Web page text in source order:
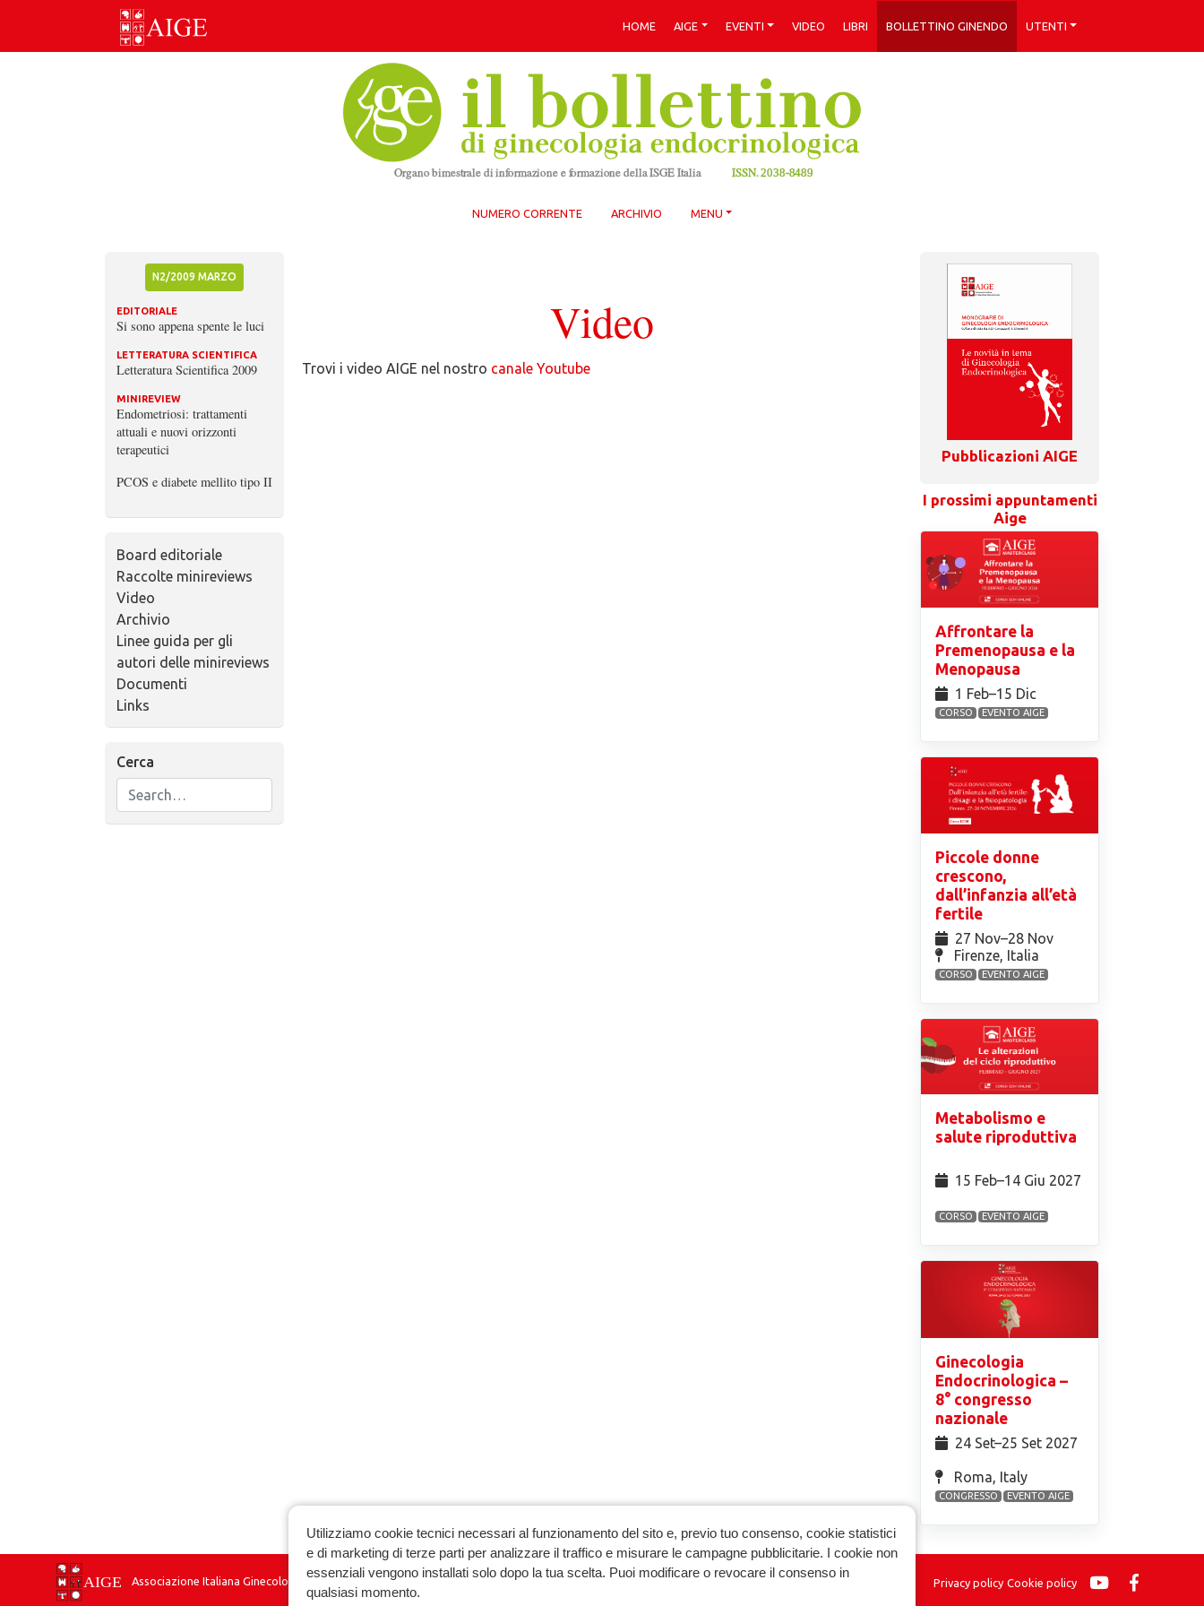
Skip
HOME AIGE EVENTI VIDEO LIBRI BOLLETTINO GINENDO UTENTI
NUMERO CORRENTE ARCHIVIO MENU
N2/2009 MARZO
EDITORIALE
Si sono appena spente le luci
LETTERATURA SCIENTIFICA
Letteratura Scientifica 2009
MINIREVIEW
Endometriosi: trattamenti
attuali e nuovi orizzonti
terapeutici
PCOS e diabete mellito tipo II
Board editoriale
Raccolte minireviews
Video
Archivio
Linee guida per gli
autori delle minireviews
Documenti
Links
Cerca
Video
Trovi i video AIGE nel nostro canale Youtube
Pubblicazioni AIGE
I prossimi appuntamenti
Aige
Affrontare la
Premenopausa e la
Menopausa
1 Feb⁠–15 Dic
CORSO EVENTO AIGE
Piccole donne
crescono,
dall’infanzia all’età
fertile
27 Nov⁠–28 Nov
Firenze, Italia
CORSO EVENTO AIGE
Metabolismo e
salute riproduttiva
15 Feb⁠–14 Giu 2027
CORSO EVENTO AIGE
Ginecologia
Endocrinologica –
8° congresso
nazionale
24 Set⁠–25 Set 2027
Roma, Italy
CONGRESSO EVENTO AIGE
Associazione Italiana Ginecologia Endocrinologica Privacy policy Cookie policy
Utilizziamo cookie tecnici necessari al funzionamento del sito e, previo tuo consenso, cookie statistici
e di marketing di terze parti per analizzare il traffico e misurare le campagne pubblicitarie. I cookie non
essenziali vengono installati solo dopo la tua scelta. Puoi modificare o revocare il consenso in
qualsiasi momento.